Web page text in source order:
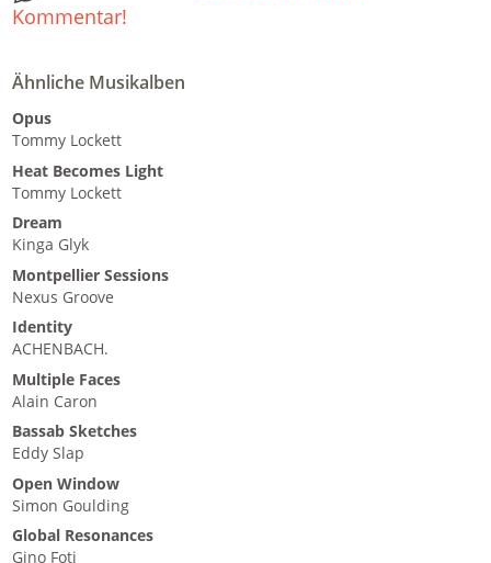
Kommentar!
Ähnliche Musikalben
Opus
Tommy Lockett
Heat Becomes Light
Tommy Lockett
Dream
Kinga Glyk
Montpellier Sessions
Nexus Groove
Identity
ACHENBACH.
Multiple Faces
Alain Caron
Bassab Sketches
Eddy Slap
Open Window
Simon Goulding
Global Resonances
Gino Foti